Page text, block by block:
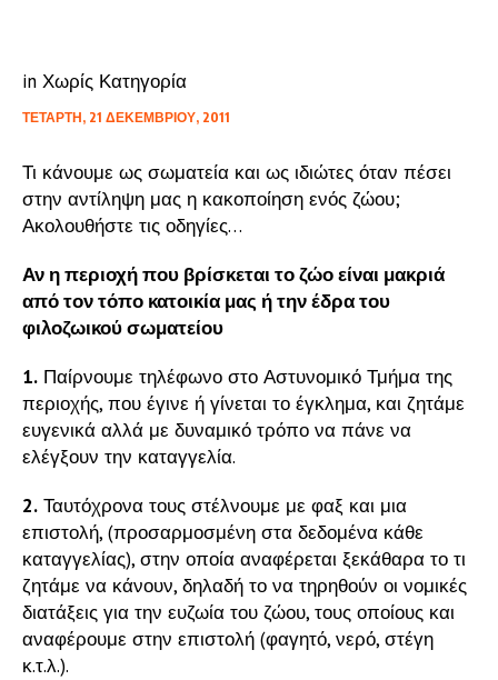
in Χωρίς Κατηγορία
ΤΕΤΆΡΤΗ, 21 ΔΕΚΕΜΒΡΊΟΥ, 2011
Τι κάνουμε ως σωματεία και ως ιδιώτες όταν πέσει
στην αντίληψη μας η κακοποίηση ενός ζώου;
Ακολουθήστε τις οδηγίες…
Αν η περιοχή που βρίσκεται το ζώο είναι μακριά
από τον τόπο κατοικία μας ή την έδρα του
φιλοζωικού σωματείου
1. Παίρνουμε τηλέφωνο στο Αστυνομικό Τμήμα της
περιοχής, που έγινε ή γίνεται το έγκλημα, και ζητάμε
ευγενικά αλλά με δυναμικό τρόπο να πάνε να
ελέγξουν την καταγγελία.
2. Ταυτόχρονα τους στέλνουμε με φαξ και μια
επιστολή, (προσαρμοσμένη στα δεδομένα κάθε
καταγγελίας), στην οποία αναφέρεται ξεκάθαρα το τι
ζητάμε να κάνουν, δηλαδή το να τηρηθούν οι νομικές
διατάξεις για την ευζωία του ζώου, τους οποίους και
αναφέρουμε στην επιστολή (φαγητό, νερό, στέγη
κ.τ.λ.).